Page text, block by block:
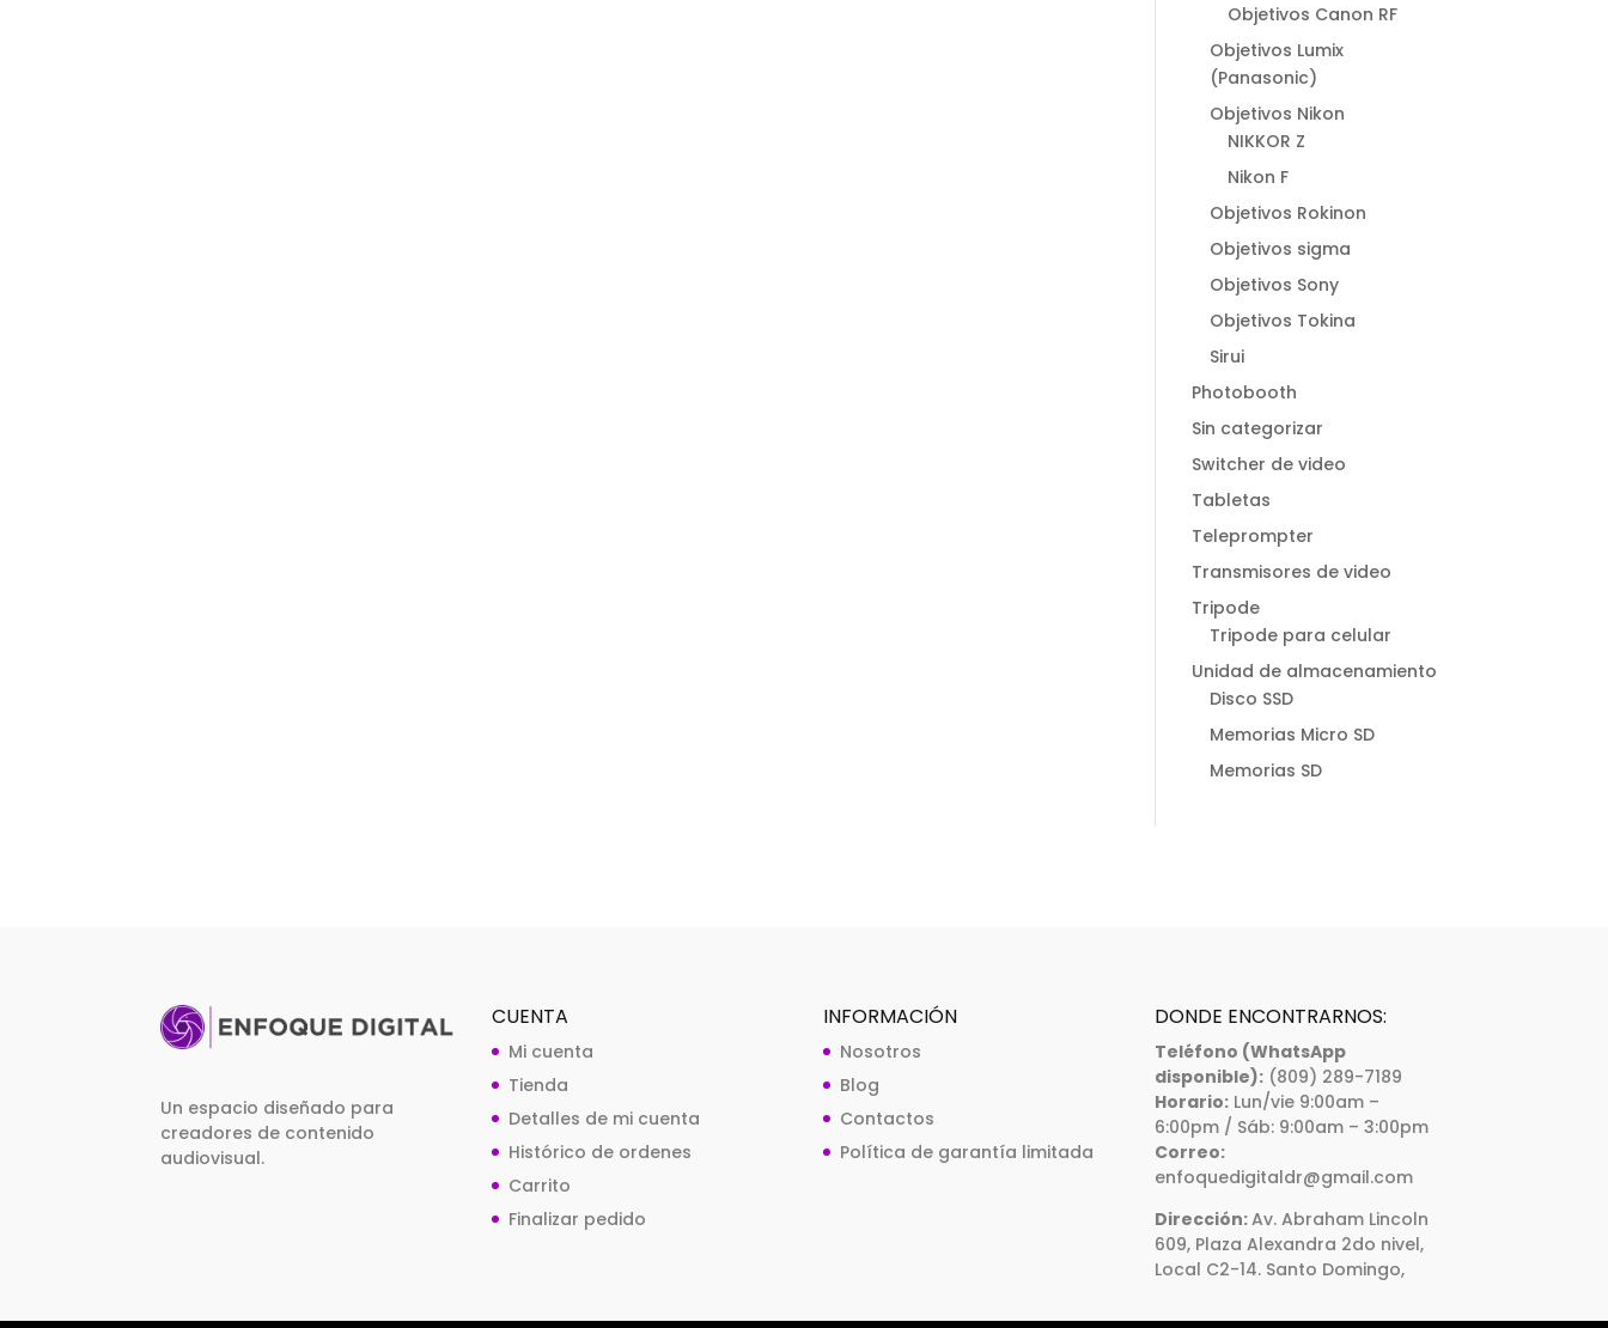
Objetivos Canon RF
Objetivos Lumix
(Panasonic)
Objetivos Nikon
NIKKOR Z
Nikon F
Objetivos Rokinon
Objetivos sigma
Objetivos Sony
Objetivos Tokina
Sirui
Photobooth
Sin categorizar
Switcher de video
Tabletas
Teleprompter
Transmisores de video
Tripode
Tripode para celular
Unidad de almacenamiento
Disco SSD
Memorias Micro SD
Memorias SD
Un espacio diseñado para
creadores de contenido
audiovisual.
CUENTA
Mi cuenta
Tienda
Detalles de mi cuenta
Histórico de ordenes
Carrito
Finalizar pedido
INFORMACIÓN
Nosotros
Blog
Contactos
Política de garantía limitada
DONDE ENCONTRARNOS:
Teléfono (WhatsApp
disponible):(809) 289-7189
Horario:Lun/vie 9:00am –
6:00pm / Sáb: 9:00am – 3:00pm
Correo:
enfoquedigitaldr@gmail.com
Dirección:Av. Abraham Lincoln
609, Plaza Alexandra 2do nivel,
Local C2-14. Santo Domingo,